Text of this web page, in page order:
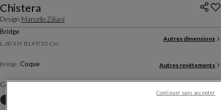
Chistera
Design Marcello Ziliani
Bridge
L. 60 X H. 81 X P. 53 Cm
Autres dimensions
Bridge : Coque Autres revêtements
Coloris :
Autres coloris
Continuer sans accepter